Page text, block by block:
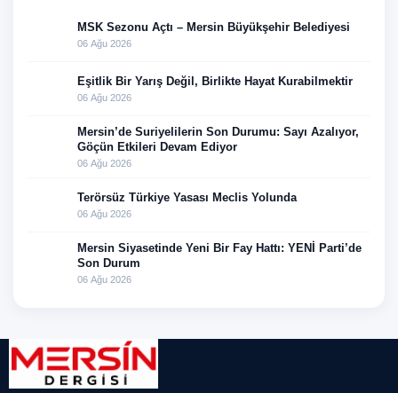
MSK Sezonu Açtı – Mersin Büyükşehir Belediyesi
06 Ağu 2026
Eşitlik Bir Yarış Değil, Birlikte Hayat Kurabilmektir
06 Ağu 2026
Mersin’de Suriyelilerin Son Durumu: Sayı Azalıyor,
Göçün Etkileri Devam Ediyor
06 Ağu 2026
Terörsüz Türkiye Yasası Meclis Yolunda
06 Ağu 2026
Mersin Siyasetinde Yeni Bir Fay Hattı: YENİ Parti’de
Son Durum
06 Ağu 2026